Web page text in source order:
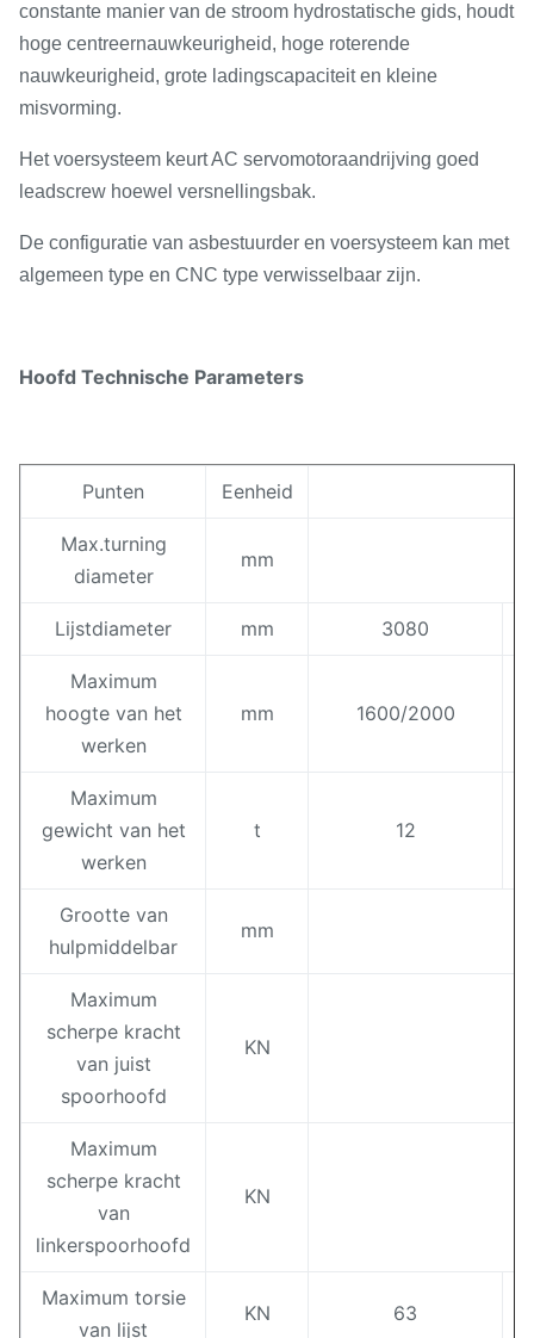
constante manier van de stroom hydrostatische gids, houdt
hoge centreernauwkeurigheid, hoge roterende
nauwkeurigheid, grote ladingscapaciteit en kleine
misvorming.
Het voersysteem keurt AC servomotoraandrijving goed
leadscrew hoewel versnellingsbak.
De configuratie van asbestuurder en voersysteem kan met
algemeen type en CNC type verwisselbaar zijn.
Hoofd Technische Parameters
Punten Eenheid
Max.turning
diameter
mm
Lijstdiameter mm 3080
Maximum
hoogte van het
werken
mm 1600/2000
Maximum
gewicht van het
werken
t 12
Grootte van
hulpmiddelbar
mm
Maximum
scherpe kracht
van juist
spoorhoofd
KN
Maximum
scherpe kracht
van
linkerspoorhoofd
KN
Maximum torsie
van lijst
KN 63